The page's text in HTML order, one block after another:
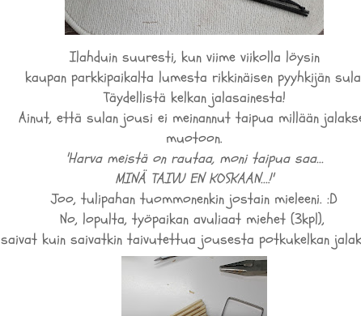
Ilahduin suuresti, kun viime viikolla löysin
kaupan parkkipaikalta lumesta rikkinäisen pyyhkijän
Täydellistä kelkan jalasainesta!
Ainut, että sulan jousi ei meinannut taipua millään
muotoon.
'Harva meistä on rautaa, moni taipua saa...
MINÄ TAIVU EN KOSKAAN...!'
Joo, tulipahan tuommonenkin jostain mieleeni. :D
No, lopulta, työpaikan avuliaat miehet (3kpl),
saivat kuin saivatkin taivutettua jousesta potkukelkan